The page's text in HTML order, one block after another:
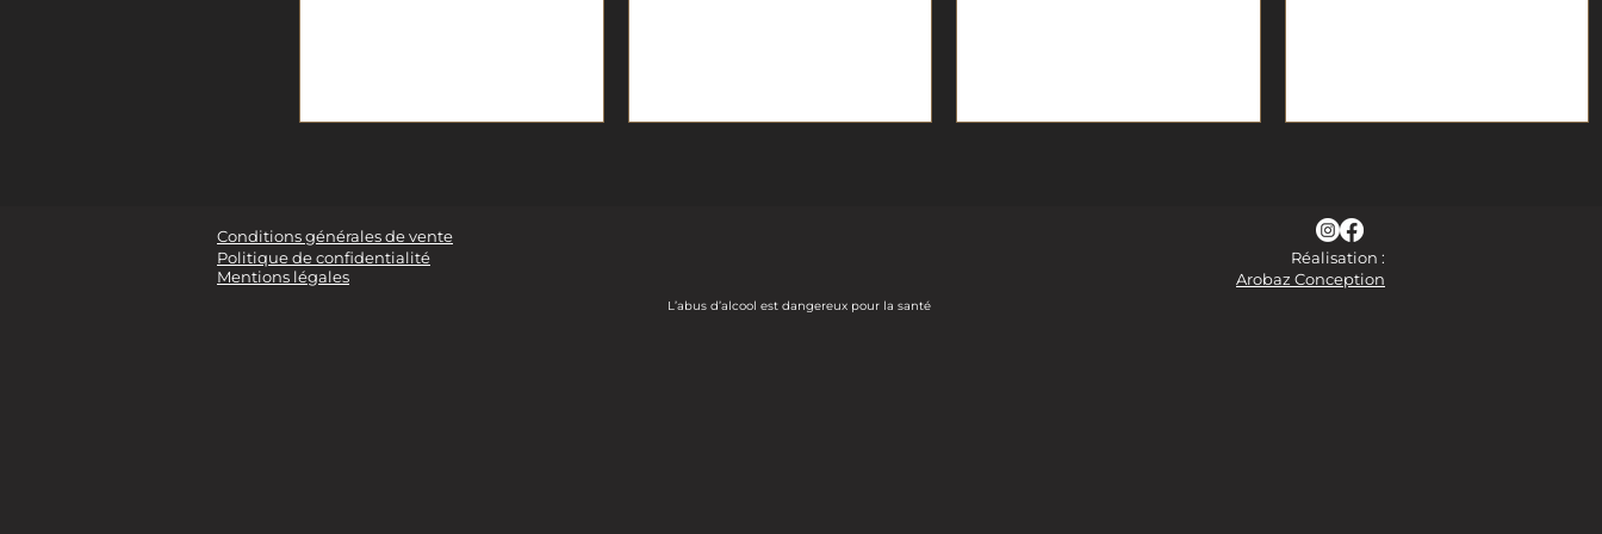
Conditions générales de vente
Politique de confidentialité
Mentions légales
Réalisation :
Arobaz Conception
L’abus d’alcool est dangereux pour la santé